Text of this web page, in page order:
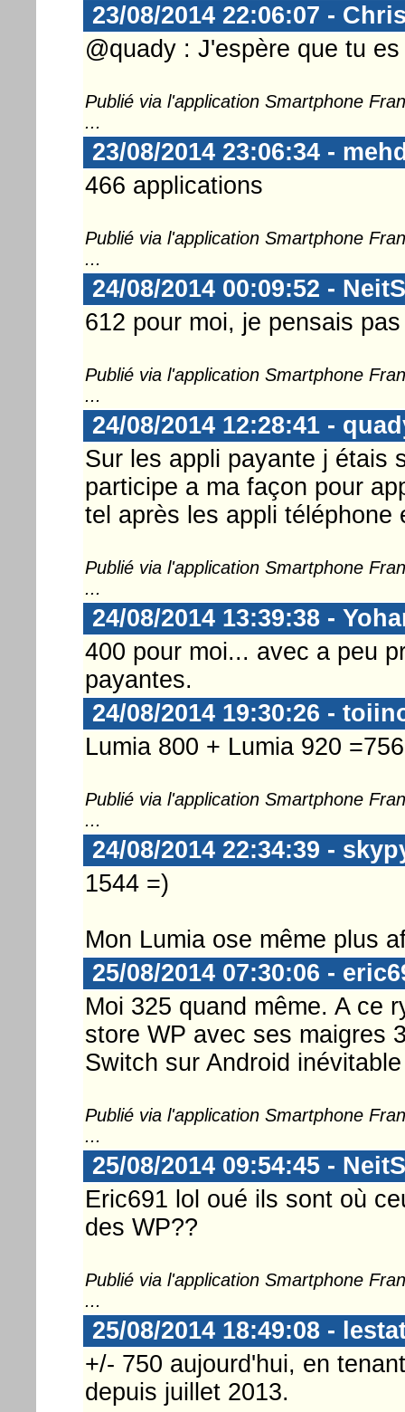
23/08/2014 22:06:07 -
@quady : J'espère que tu
Publié via l'application Smartphone
...
23/08/2014 23:06:34 -
466 applications
Publié via l'application Smartphone
...
24/08/2014 00:09:52 -
612 pour moi, je pensais
Publié via l'application Smartphone
...
24/08/2014 12:28:41 -
Sur les appli payante j étais
participe a ma façon pour
tel après les appli téléphone
Publié via l'application Smartphone
...
24/08/2014 13:39:38 -
400 pour moi... avec a peu
payantes.
24/08/2014 19:30:26 -
Lumia 800 + Lumia 920
Publié via l'application Smartphone
...
24/08/2014 22:34:39 -
1544 =)
Mon Lumia ose même plus
25/08/2014 07:30:06 -
Moi 325 quand même. A ce
store WP avec ses maigres
Switch sur Android
Publié via l'application Smartphone
...
25/08/2014 09:54:45 -
Eric691 lol oué ils sont où
des WP??
Publié via l'application Smartphone
...
25/08/2014 18:49:08 -
+/- 750 aujourd'hui, en
depuis juillet 2013.